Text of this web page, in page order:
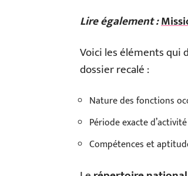
Lire également :
Voici les éléments qui
dossier recalé :
Nature des fonctions
Période exacte d’activité
Compétences et